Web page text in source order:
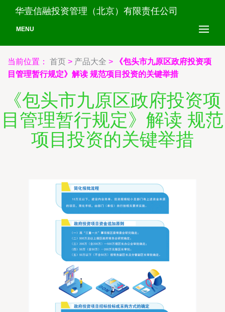
华壹信融投资管理（北京）有限责任公司
MENU
当前位置： 首页 > 产品大全 >
《包头市九原区政府投资项
目管理暂行规定》解读 规范项目投资的关键举措
《包头市九原区政府投资项
目管理暂行规定》解读 规范
项目投资的关键举措